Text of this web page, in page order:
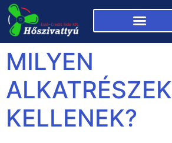
MILYEN
ALKATRÉSZEK
KELLENEK?